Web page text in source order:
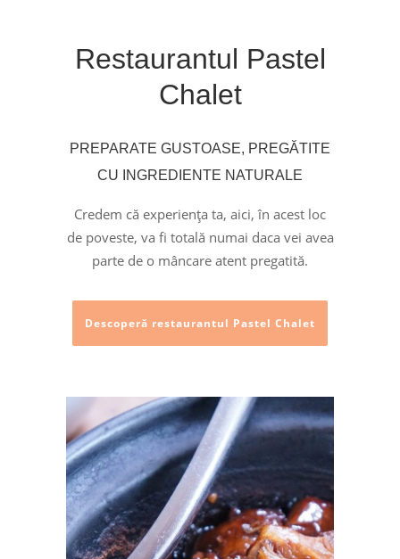
Restaurantul Pastel
Chalet
PREPARATE GUSTOASE, PREGĂTITE
CU INGREDIENTE NATURALE
Credem că experiența ta, aici, în acest loc
de poveste, va fi totală numai daca vei avea
parte de o mâncare atent pregatită.
Descoperă restaurantul Pastel Chalet